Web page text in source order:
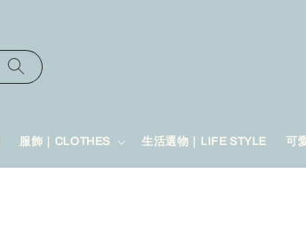
服飾｜CLOTHES 生活選物｜LIFE STYLE 可